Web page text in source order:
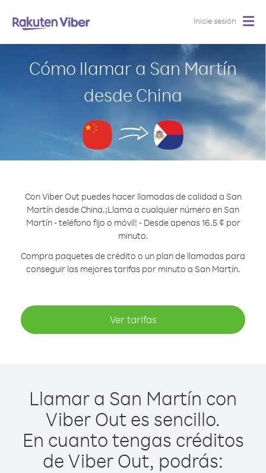
Inicie sesión
Cómo llamar a San Martín
desde China
Con Viber Out puedes hacer llamadas de calidad a San
Martín desde China.¡Llama a cualquier número en San
Martín - teléfono fijo o móvil! - Desde apenas 16.5 ¢ por
minuto.
Compra paquetes de crédito o un plan de llamadas para
conseguir las mejores tarifas por minuto a San Martín.
Ver tarifas
Llamar a San Martín con
Viber Out es sencillo.
En cuanto tengas créditos
de Viber Out, podrás: